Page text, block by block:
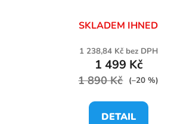
SKLADEM IHNED
1 238,84 Kč bez DPH
1 499 Kč
1 890 Kč (–20 %)
DETAIL